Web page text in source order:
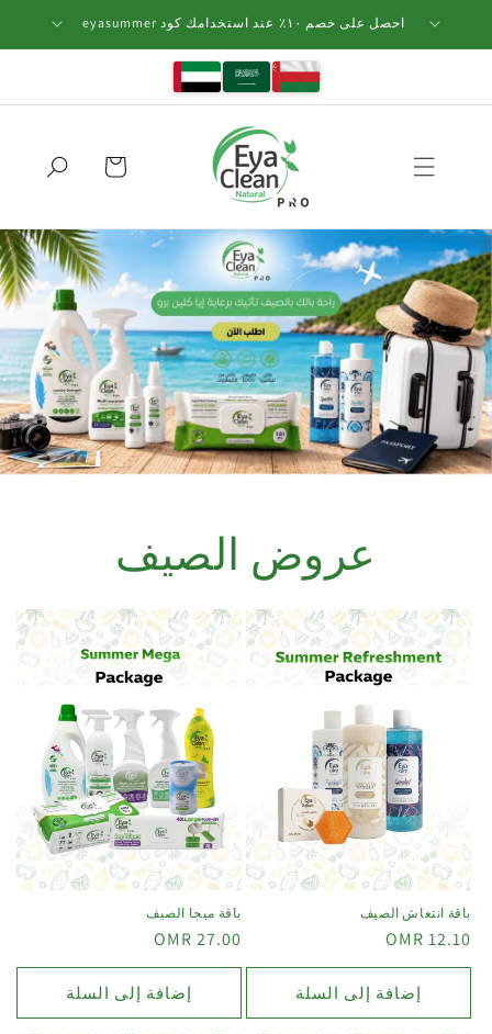
إلى
احصل على خصم ١٠٪؜ عند استخدامك كود eyasummer
السلة
عروض الصيف
باقة ميجا الصيف
27.00 OMR
إضافة إلى السلة
باقة انتعاش الصيف
12.10 OMR
إضافة إلى السلة